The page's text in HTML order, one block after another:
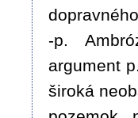
-p.
argument
široká